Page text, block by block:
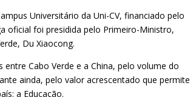
Universitário da Uni-CV, financiado pelo
oficial foi presidida pelo Primeiro-Ministro,
Du Xiaocong.
Cabo Verde e a China, pelo volume do
ainda, pelo valor acrescentado que permite
a Educação.